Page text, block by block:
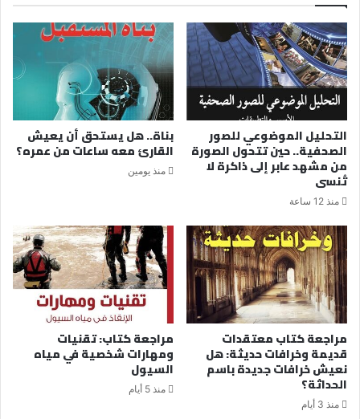
التحليل الموضوعي للصور
الصحفية.. حين تتحول الصورة
من مشهد عابر إلى ذاكرة لا
تُنسى
منذ 12 ساعة
بناة.. هل يستحق أن يعيش
القارئ معه ساعات من عمره؟
منذ يومين
مراجعة كتاب معتقدات
قديمة وخرافات حديثة: هل
نعيش خرافات جديدة باسم
الحداثة؟
منذ 3 أيام
مراجعة كتاب: تقنيات
ومهارات شخصية في مياه
السيول
منذ 5 أيام